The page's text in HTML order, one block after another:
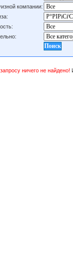
компании:
ничего не найдено!